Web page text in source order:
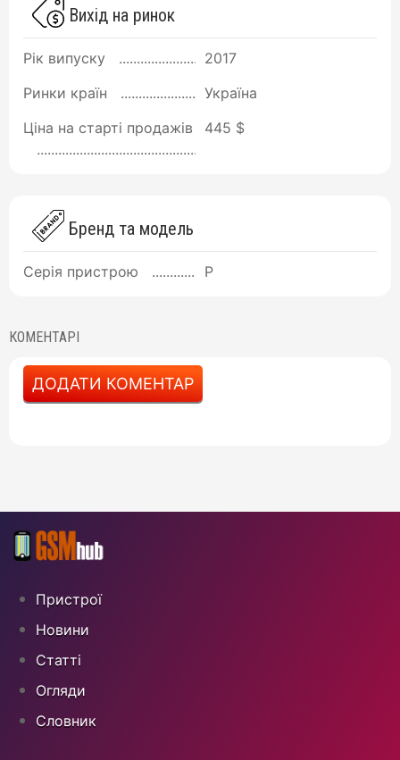
Вихід на ринок
Рік випуску
2017
Ринки країн
Україна
Ціна на старті продажів
445 $
Бренд та модель
Серія пристрою P
КОМЕНТАРІ
ДОДАТИ КОМЕНТАР
Пристрої
Новини
Статті
Огляди
Cловник